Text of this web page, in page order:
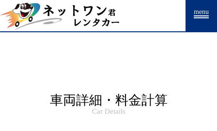
Warning: Undefined array key "HTTP_ACCEPT_LANGUAGE" in
/home/drpnw/netwankun.com/public_html/include/access_log.phpon
line15
menu
車両詳細・料金計算
Car Details